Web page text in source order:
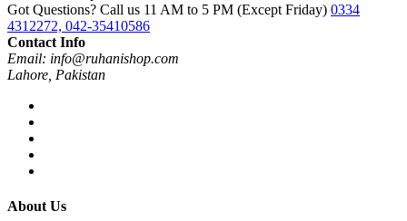
Got Questions? Call us 11 AM to 5 PM (Except Friday) 0334
4312272, 042-35410586
Contact Info
Email: info@ruhanishop.com
Lahore, Pakistan
About Us